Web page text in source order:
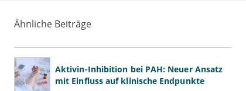
Ähnliche Beiträge
Aktivin-Inhibition bei PAH: Neuer Ansatz
mit Einfluss auf klinische Endpunkte